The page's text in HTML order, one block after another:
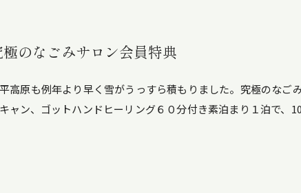
極のなごみサロン会員特典
高原も例年より早く雪がうっすら積もりました。究極のなご
ャン、ゴットハンドヒーリング６０分付き素泊まり１泊で、